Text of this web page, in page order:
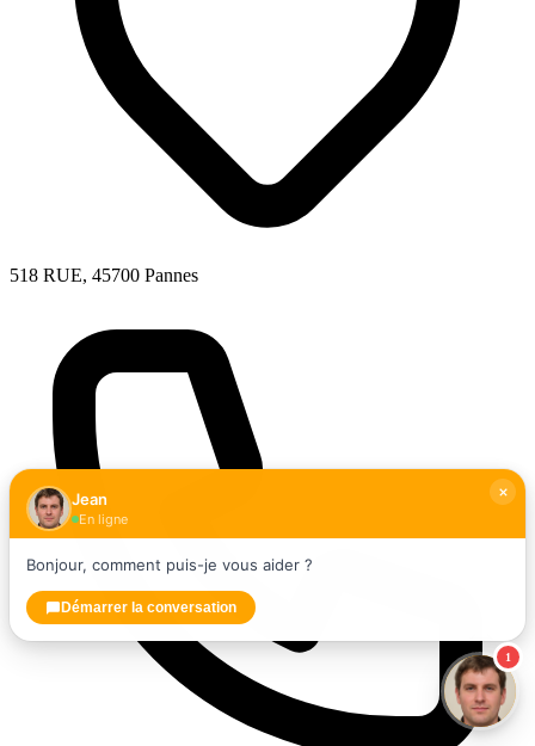
518 RUE, 45700 Pannes
1
Jean
En ligne
Bonjour, comment puis-je vous aider ?
Démarrer la conversation